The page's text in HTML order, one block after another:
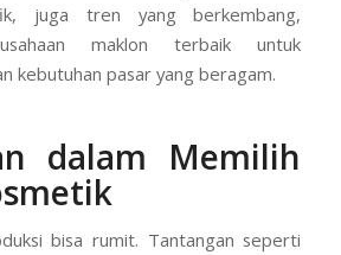
juga tren yang berkembang,
maklon terbaik untuk
kebutuhan pasar yang beragam.
dalam Memilih
bisa rumit. Tantangan seperti